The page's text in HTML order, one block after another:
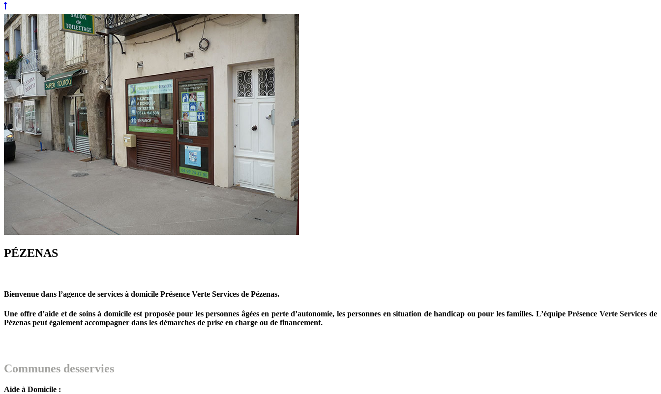
PÉZENAS
Bienvenue dans l’agence de services à domicile Présence Verte Services de Pézenas.
Une offre d’aide et de soins à domicile est proposée pour les personnes âgées en perte d’autonomie, les personnes en situation de handicap ou pour les familles. L’équipe Présence Verte Services de
Pézenas peut également accompagner dans les démarches de prise en charge ou de financement.
Communes desservies
Aide à Domicile :